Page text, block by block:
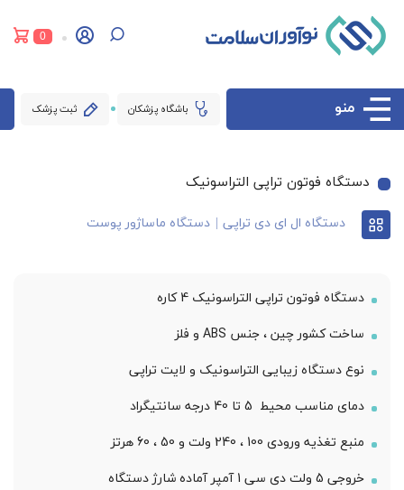
0
منو باشگاه پزشکان ثبت پزشک
دستگاه فوتون تراپی التراسونیک
دستگاه ال ای دی تراپی دستگاه ماساژور پوست
دستگاه فوتون تراپی التراسونیک 4 کاره
ساخت کشور چین ، جنس ABS و فلز
نوع دستگاه زیبایی التراسونیک و لایت تراپی
دمای مناسب محیط 5 تا 40 درجه سانتیگراد
منبع تغذیه ورودی 100 ، 240 ولت و 50 ، 60 هرتز
خروجی 5 ولت دی سی 1 آمپر آماده شارژ دستگاه